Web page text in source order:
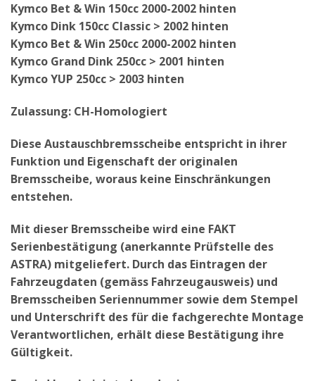
Kymco Bet & Win 150cc 2000-2002 hinten
Kymco Dink 150cc Classic > 2002 hinten
Kymco Bet & Win 250cc 2000-2002 hinten
Kymco Grand Dink 250cc > 2001 hinten
Kymco YUP 250cc > 2003 hinten
Zulassung: CH-Homologiert
Diese Austauschbremsscheibe entspricht in ihrer
Funktion und Eigenschaft der originalen
Bremsscheibe, woraus keine Einschränkungen
entstehen.
Mit dieser Bremsscheibe wird eine FAKT
Serienbestätigung (anerkannte Prüfstelle des
ASTRA) mitgeliefert. Durch das Eintragen der
Fahrzeugdaten (gemäss Fahrzeugausweis) und
Bremsscheiben Seriennummer sowie dem Stempel
und Unterschrift des für die fachgerechte Montage
Verantwortlichen, erhält diese Bestätigung ihre
Gültigkeit.